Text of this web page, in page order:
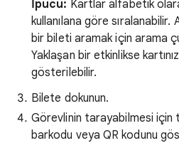
İpucu: Kartlar alfabetik
kullanılana göre
bir bileti aramak için arama
Yaklaşan bir etkinlikse
gösterilebilir.
Bilete dokunun.
Görevlinin tarayabilmesi için
barkodu veya QR kodunu